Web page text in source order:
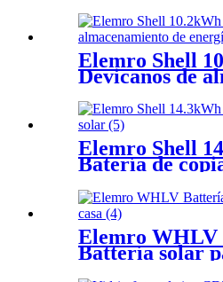
Elemro Shell
Devicanos de
Elemro Shell
Batería de
Elemro WHLV
Battería solar